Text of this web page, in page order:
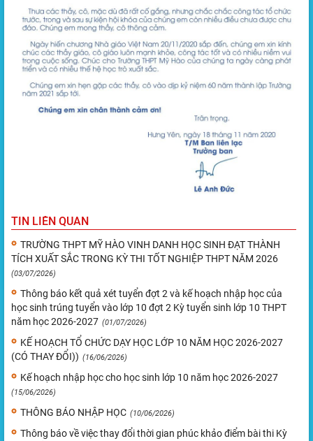
TIN LIÊN QUAN
TRƯỜNG THPT MỸ HÀO VINH DANH HỌC SINH ĐẠT THÀNH
TÍCH XUẤT SẮC TRONG KỲ THI TỐT NGHIỆP THPT NĂM 2026
(03/07/2026)
Thông báo kết quả xét tuyển đợt 2 và kế hoạch nhập học của
học sinh trúng tuyển vào lớp 10 đợt 2 Kỳ tuyển sinh lớp 10 THPT
năm học 2026-2027 (01/07/2026)
KẾ HOẠCH TỔ CHỨC DẠY HỌC LỚP 10 NĂM HỌC 2026-2027
(CÓ THAY ĐỔI)) (16/06/2026)
Kế hoạch nhập học cho học sinh lớp 10 năm học 2026-2027
(15/06/2026)
THÔNG BÁO NHẬP HỌC (10/06/2026)
Thông báo về việc thay đổi thời gian phúc khảo điểm bài thi Kỳ